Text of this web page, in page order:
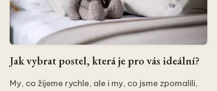
Jak vybrat postel, která je pro vás ideální?
My, co žijeme rychle, ale i my, co jsme zpomalili,